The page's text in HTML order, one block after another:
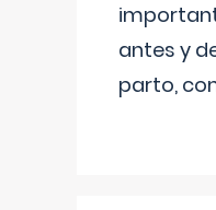
antes y
parto,